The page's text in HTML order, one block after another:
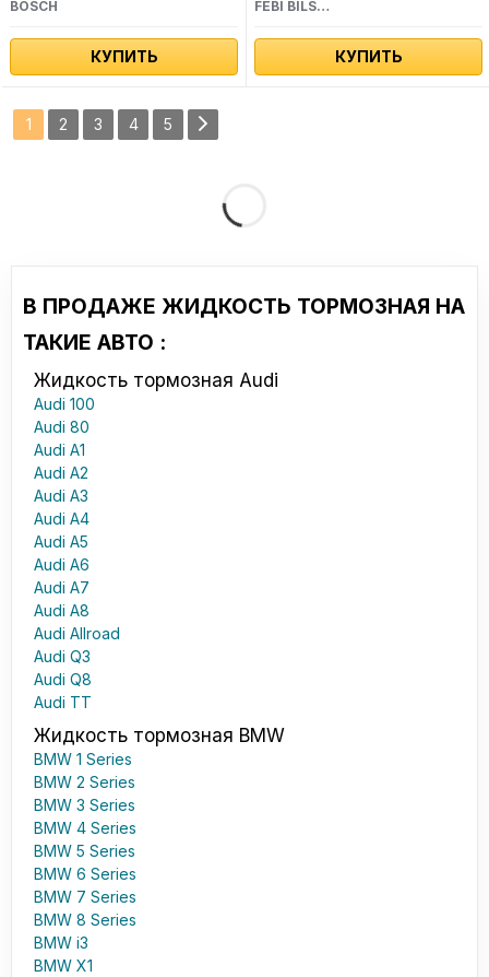
BOSCH
КУПИТЬ
FEBI BILSTEIN
КУПИТЬ
1 2 3 4 5
В ПРОДАЖЕ ЖИДКОСТЬ ТОРМОЗНАЯ НА
ТАКИЕ АВТО :
Жидкость тормозная Audi
Audi 100
Audi 80
Audi A1
Audi A2
Audi A3
Audi A4
Audi A5
Audi A6
Audi A7
Audi A8
Audi Allroad
Audi Q3
Audi Q8
Audi TT
Жидкость тормозная BMW
BMW 1 Series
BMW 2 Series
BMW 3 Series
BMW 4 Series
BMW 5 Series
BMW 6 Series
BMW 7 Series
BMW 8 Series
BMW i3
BMW X1